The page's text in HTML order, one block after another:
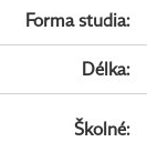
Forma studia:
Délka:
Školné: